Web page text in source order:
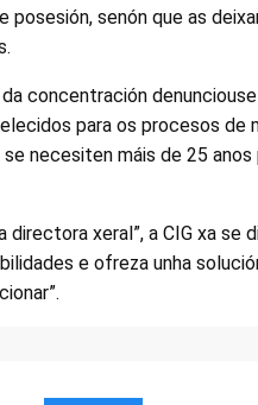
senón que as
concentración
para os procesos de
necesiten máis de 25
xeral”, a CIG xa se
e ofreza unha